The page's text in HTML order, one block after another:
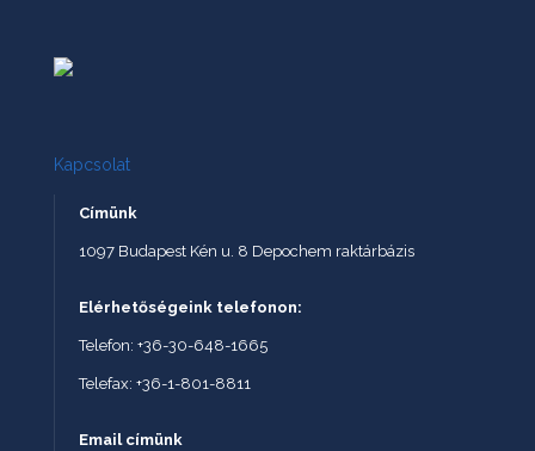
Kapcsolat
Címünk
1097 Budapest Kén u. 8 Depochem raktárbázis
Elérhetőségeink telefonon:
Telefon: +36-30-648-1665
Telefax: +36-1-801-8811
Email címünk